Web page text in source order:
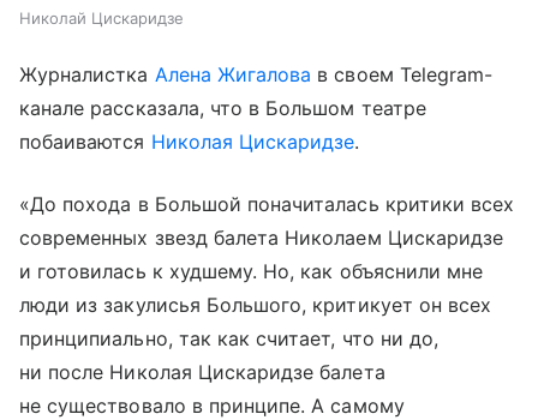
Николай Цискаридзе
Журналистка Алена Жигалова в своем Telegram-
канале рассказала, что в Большом театре
побаиваются Николая Цискаридзе.
«До похода в Большой поначиталась критики всех
современных звезд балета Николаем Цискаридзе
и готовилась к худшему. Но, как объяснили мне
люди из закулисья Большого, критикует он всех
принципиально, так как считает, что ни до,
ни после Николая Цискаридзе балета
не существовало в принципе. А самому